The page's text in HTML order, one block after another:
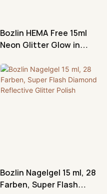
Bozlin HEMA Free 15ml
Neon Glitter Glow in
Polish
Bozlin Nagelgel 15 ml, 28
Farben, Super Flash